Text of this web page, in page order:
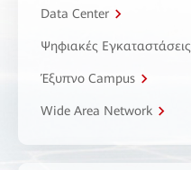
Data Center
Ψηφιακές Εγκαταστάσεις
Έξυπνο Campus
Wide Area Network